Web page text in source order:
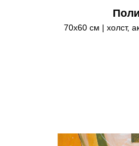
70х60 см | холст,